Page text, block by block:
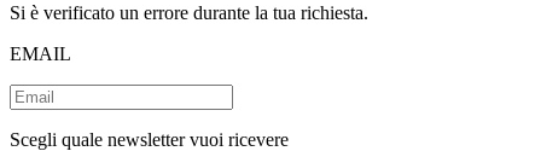
Si è verificato un errore durante la tua richiesta.
EMAIL
Scegli quale newsletter vuoi ricevere